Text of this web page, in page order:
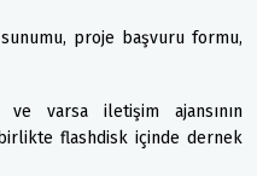
proje başvuru formu,
varsa iletişim ajansının
flashdisk içinde dernek